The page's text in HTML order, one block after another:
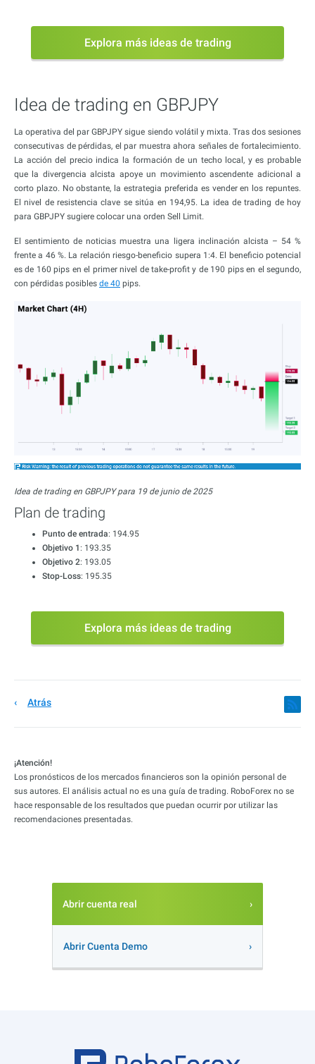
Explora más ideas de trading
Idea de trading en GBPJPY
La operativa del par GBPJPY sigue siendo volátil y mixta. Tras dos sesiones
consecutivas de pérdidas, el par muestra ahora señales de fortalecimiento.
La acción del precio indica la formación de un techo local, y es probable
que la divergencia alcista apoye un movimiento ascendente adicional a
corto plazo. No obstante, la estrategia preferida es vender en los repuntes.
El nivel de resistencia clave se sitúa en 194,95. La idea de trading de hoy
para GBPJPY sugiere colocar una orden Sell Limit.
El sentimiento de noticias muestra una ligera inclinación alcista – 54 %
frente a 46 %. La relación riesgo-beneficio supera 1:4. El beneficio potencial
es de 160 pips en el primer nivel de take-profit y de 190 pips en el segundo,
con pérdidas posibles de 40 pips.
Idea de trading en GBPJPY para 19 de junio de 2025
Plan de trading
Punto de entrada: 194.95
Objetivo 1: 193.35
Objetivo 2: 193.05
Stop-Loss: 195.35
Explora más ideas de trading
Atrás
¡Atención!
Los pronósticos de los mercados financieros son la opinión personal de
sus autores. El análisis actual no es una guía de trading. RoboForex no se
hace responsable de los resultados que puedan ocurrir por utilizar las
recomendaciones presentadas.
Abrir cuenta real
Abrir Cuenta Demo